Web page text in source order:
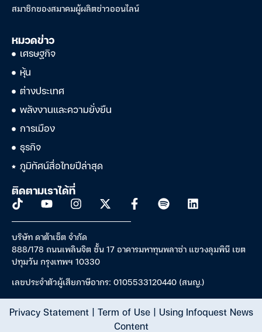
สมาชิกของสมาคมผู้ผลิตข่าวออนไลน์
หมวดข่าว
เศรษฐกิจ
หุ้น
ต่างประเทศ
พลังงานและความยั่งยืน
การเมือง
ธุรกิจ
ภูมิทัศน์สื่อไทยปีล่าสุด
ติดตามเราได้ที่
บริษัท ดาต้าเซ็ต จำกัด
888/178 ถนนเพลินจิต ชั้น 17 อาคารมหาทุนพลาซ่า แขวงลุมพินี เขต
ปทุมวัน กรุงเทพฯ 10330
เลขประจำตัวผู้เสียภาษีอากร: 0105533120440 (สนญ.)
Privacy Statement| Term of Use| Using Infoquest News
Content